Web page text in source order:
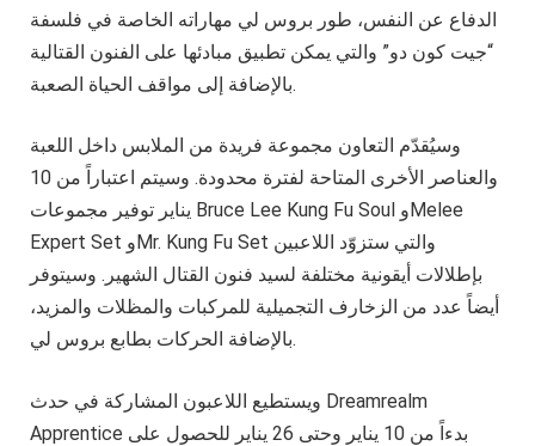
الدفاع عن النفس، طور بروس لي مهاراته الخاصة في فلسفة
“جيت كون دو” والتي يمكن تطبيق مبادئها على الفنون القتالية
بالإضافة إلى مواقف الحياة الصعبة.
وسيُقدّم التعاون مجموعة فريدة من الملابس داخل اللعبة
والعناصر الأخرى المتاحة لفترة محدودة. وسيتم اعتباراً من 10
يناير توفير مجموعات Bruce Lee Kung Fu Soul وMelee
Expert Set وMr. Kung Fu Set والتي ستزوّد اللاعبين
بإطلالات أيقونية مختلفة لسيد فنون القتال الشهير. وسيتوفر
أيضاً عدد من الزخارف التجميلية للمركبات والمظلات والمزيد،
بالإضافة الحركات بطابع بروس لي.
ويستطيع اللاعبون المشاركة في حدث Dreamrealm
Apprentice بدءاً من 10 يناير وحتى 26 يناير للحصول على